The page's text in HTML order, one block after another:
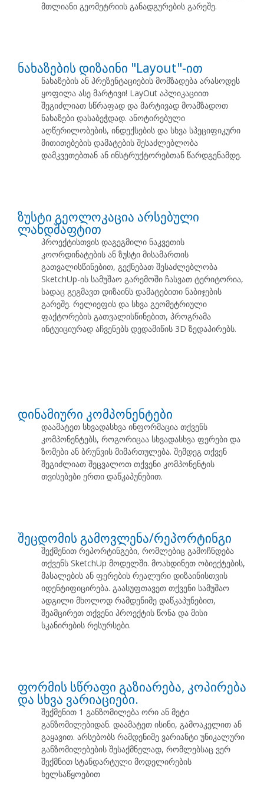
მთლიანი გეომეტრიის განადგურების გარეშე.
ნახაზების დიზაინი "Layout"-ით
ნახაზების ან პრეზენტაციების მომზადება არასოდეს
ყოფილა ასე მარტივი! LayOut აპლიკაციით
შეგიძლიათ სწრაფად და მარტივად მოამზადოთ
ნახაზები დასაბეჭდად. ანოტირებული
აღწერილობების, ინდექსების და სხვა სპეციფიკური
მითითებების დამატების შესაძლებლობა
დამკვეთებთან ან ინსტრუქტორებთან წარდგენამდე.
ზუსტი გეოლოკაცია არსებული
ლანდშაფტით
პროექტისთვის დაგეგმილი ნაკვეთის
კოორდინატების ან ზუსტი მისამართის
გათვალისწინებით, გექნებათ შესაძლებლობა
SketchUp-ის სამუშაო გარემოში ჩასვათ ტერიტორია,
სადაც გეგმავთ დიზაინს დამატებითი ნაბიჯების
გარეშე. რელიეფის და სხვა გეომეტრიული
ფაქტორების გათვალისწინებით, პროგრამა
ინტუიციურად აჩვენებს დედამიწის 3D ზედაპირებს.
დინამიური კომპონენტები
დაამატეთ სხვადასხვა ინფორმაცია თქვენს
კომპონენტებს, როგორიცაა სხვადასხვა ფერები და
ზომები ან ბრუნვის მიმართულება. შემდეგ თქვენ
შეგიძლიათ შეცვალოთ თქვენი კომპონენტის
თვისებები ერთი დაწკაპუნებით.
შეცდომის გამოვლენა/რეპორტინგი
შექმენით რეპორტინგები, რომლებიც გამოჩნდება
თქვენს SketchUp მოდელში. მოახდინეთ ობიექტების,
მასალების ან ფერების რეალური დიზაინისთვის
იდენტიფიცირება. გაასუფთავეთ თქვენი სამუშაო
ადგილი მხოლოდ რამდენიმე დაწკაპუნებით,
შეამცირეთ თქვენი პროექტის წონა და მისი
სკანირების რესურსები.
ფორმის სწრაფი გაზიარება, კოპირება
და სხვა ვარიაციები.
შექმენით 1 განზომილება ორი ან მეტი
განზომილებიდან. დაამატეთ ისინი, გამოაკელით ან
გაყავით. არსებობს რამდენიმე ვარიანტი უნიკალური
განზომილებების შესაქმნელად, რომლებსაც ვერ
შექმნით სტანდარტული მოდელირების
ხელსაწყოებით